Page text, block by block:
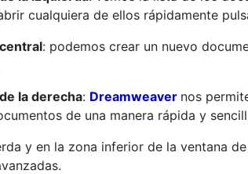
cualquiera de ellos rápidamente
: podemos crear un nuevo
la derecha: Dreamweaver nos
de una manera rápida y
y en la zona inferior de la ventana